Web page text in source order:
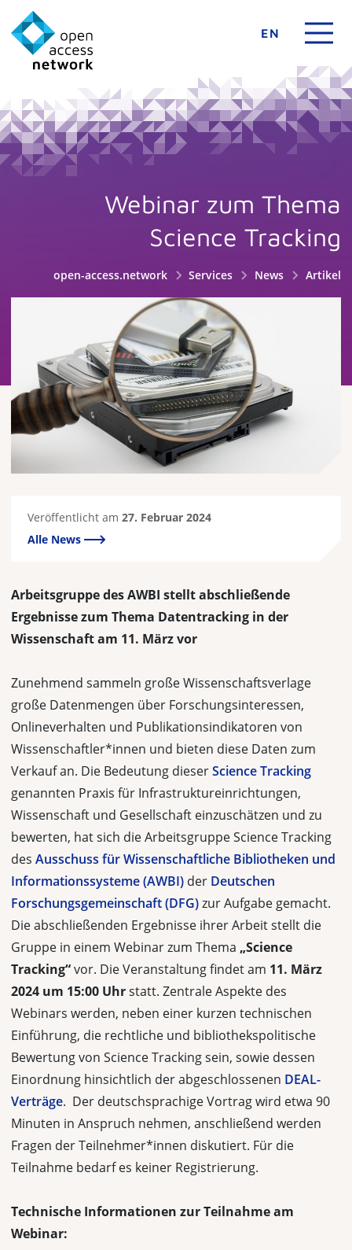
EN
Webinar zum Thema
Science Tracking
open-access.network Services News Artikel
Veröffentlicht am 27. Februar 2024
Alle News
Arbeitsgruppe des AWBI stellt abschließende
Ergebnisse zum Thema Datentracking in der
Wissenschaft am 11. März vor
Zunehmend sammeln große Wissenschaftsverlage
große Datenmengen über Forschungsinteressen,
Onlineverhalten und Publikationsindikatoren von
Wissenschaftler*innen und bieten diese Daten zum
Verkauf an. Die Bedeutung dieserScience Tracking
genannten Praxis für Infrastruktureinrichtungen,
Wissenschaft und Gesellschaft einzuschätzen und zu
bewerten, hat sich die Arbeitsgruppe Science Tracking
des Ausschuss für Wissenschaftliche Bibliotheken und
Informationssysteme (AWBI) der Deutschen
Forschungsgemeinschaft (DFG)zur Aufgabe gemacht.
Die abschließenden Ergebnisse ihrer Arbeit stellt die
Gruppe in einem Webinar zum Thema „Science
Tracking“vor. Die Veranstaltung findet am 11. März
2024 um 15:00 Uhrstatt. Zentrale Aspekte des
Webinars werden, neben einer kurzen technischen
Einführung, die rechtliche und bibliothekspolitische
Bewertung von Science Tracking sein, sowie dessen
Einordnung hinsichtlich der abgeschlossenen DEAL-
Verträge. Der deutschsprachige Vortrag wird etwa 90
Minuten in Anspruch nehmen, anschließend werden
Fragen der Teilnehmer*innen diskutiert. Für die
Teilnahme bedarf es keiner Registrierung.
Technische Informationen zur Teilnahme am
Webinar: